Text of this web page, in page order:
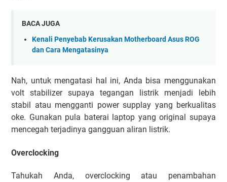
BACA JUGA
Kenali Penyebab Kerusakan Motherboard Asus ROG
dan Cara Mengatasinya
Nah, untuk mengatasi hal ini, Anda bisa menggunakan
volt stabilizer supaya tegangan listrik menjadi lebih
stabil atau mengganti power supplay yang berkualitas
oke. Gunakan pula baterai laptop yang original supaya
mencegah terjadinya gangguan aliran listrik.
Overclocking
Tahukah Anda, overclocking atau penambahan